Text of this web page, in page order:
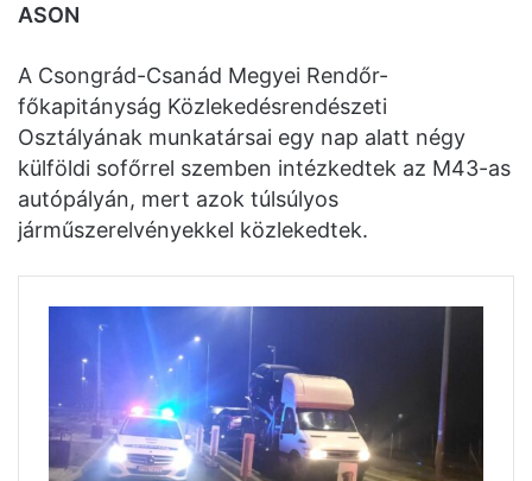
ASON
A Csongrád-Csanád Megyei Rendőr-
főkapitányság Közlekedésrendészeti
Osztályának munkatársai egy nap alatt négy
külföldi sofőrrel szemben intézkedtek az M43-as
autópályán, mert azok túlsúlyos
járműszerelvényekkel közlekedtek.